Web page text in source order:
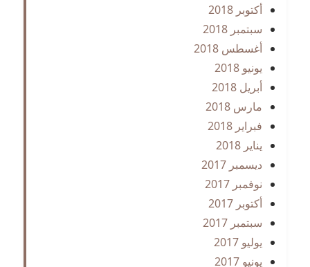
أكتوبر 2018
سبتمبر 2018
أغسطس 2018
يونيو 2018
أبريل 2018
مارس 2018
فبراير 2018
يناير 2018
ديسمبر 2017
نوفمبر 2017
أكتوبر 2017
سبتمبر 2017
يوليو 2017
يونيو 2017